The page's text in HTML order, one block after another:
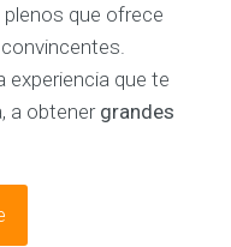
que ofrece
experiencia que te
a obtener grandes